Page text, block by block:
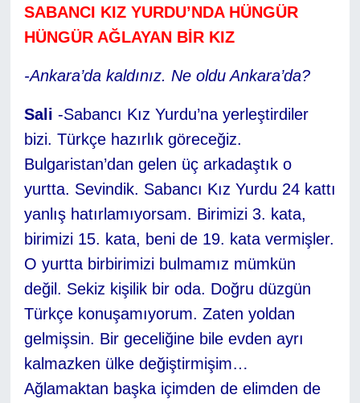
SABANCI KIZ YURDU’NDA HÜNGÜR
HÜNGÜR AĞLAYAN BİR KIZ
-Ankara’da kaldınız. Ne oldu Ankara’da?
Sali -Sabancı Kız Yurdu’na yerleştirdiler
bizi. Türkçe hazırlık göreceğiz.
Bulgaristan’dan gelen üç arkadaştık o
yurtta. Sevindik. Sabancı Kız Yurdu 24 kattı
yanlış hatırlamıyorsam. Birimizi 3. kata,
birimizi 15. kata, beni de 19. kata vermişler.
O yurtta birbirimizi bulmamız mümkün
değil. Sekiz kişilik bir oda. Doğru düzgün
Türkçe konuşamıyorum. Zaten yoldan
gelmişsin. Bir geceliğine bile evden ayrı
kalmazken ülke değiştirmişim…
Ağlamaktan başka içimden de elimden de